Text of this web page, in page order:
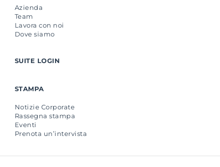
Azienda
Team
Lavora con noi
Dove siamo
SUITE LOGIN
STAMPA
Notizie Corporate
Rassegna stampa
Eventi
Prenota un’intervista